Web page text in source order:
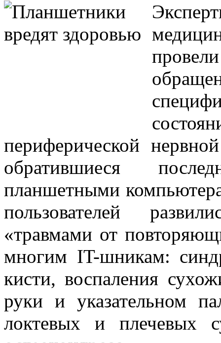
периферической
обратившиеся
планшетными
пользователей
«травмами от
многим IT-шникам:
кисти, воспаления
руки и указательном
локтевых и плечевых